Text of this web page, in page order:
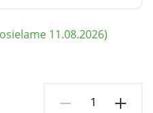
11.08.2026)